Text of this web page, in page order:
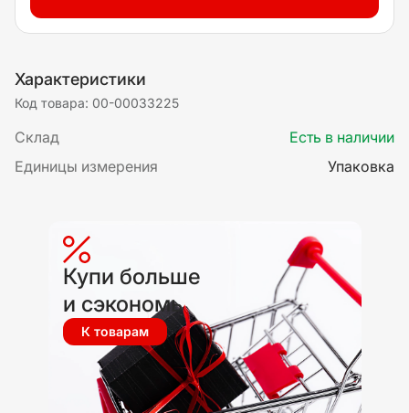
Характеристики
Код товара: 00-00033225
Склад
Есть в наличии
Единицы измерения
Упаковка
Купи больше
и сэкономь
К товарам